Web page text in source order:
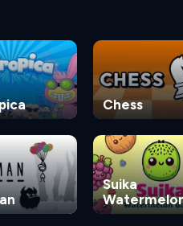
Chess
Suika
Game